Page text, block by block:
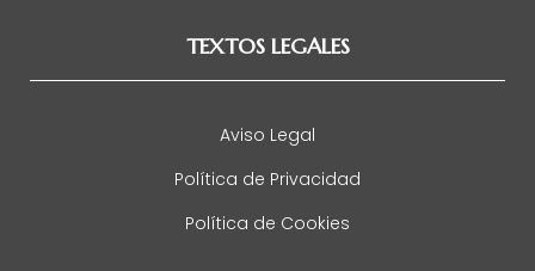
TEXTOS LEGALES
Aviso Legal
Política de Privacidad
Política de Cookies